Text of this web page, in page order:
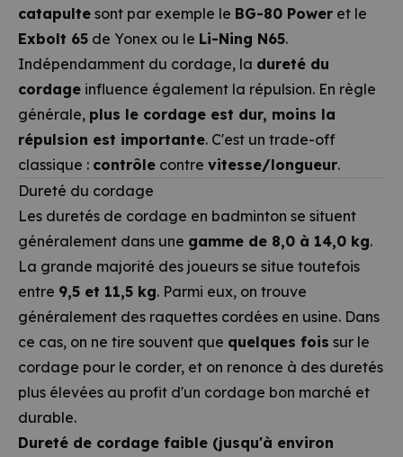
catapulte sont par exemple le BG-80 Power et le
Exbolt 65 de Yonex ou le Li-Ning N65.
Indépendamment du cordage, la dureté du
cordage influence également la répulsion. En règle
générale, plus le cordage est dur, moins la
répulsion est importante. C'est un trade-off
classique : contrôle contre vitesse/longueur.
Dureté du cordage
Les duretés de cordage en badminton se situent
généralement dans une gamme de 8,0 à 14,0 kg.
La grande majorité des joueurs se situe toutefois
entre 9,5 et 11,5 kg. Parmi eux, on trouve
généralement des raquettes cordées en usine. Dans
ce cas, on ne tire souvent que quelques fois sur le
cordage pour le corder, et on renonce à des duretés
plus élevées au profit d'un cordage bon marché et
durable.
Dureté de cordage faible (jusqu'à environ